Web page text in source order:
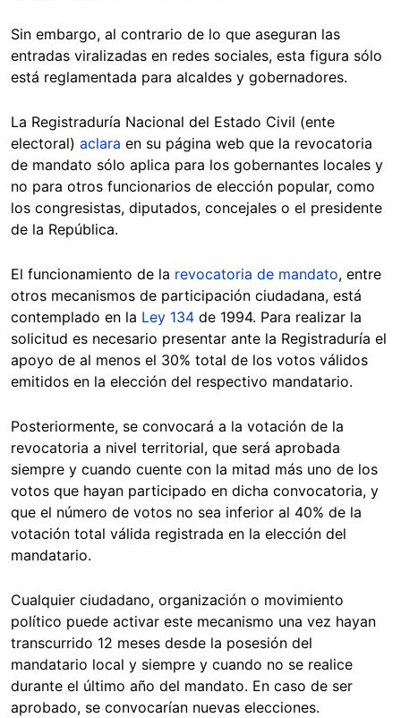
Sin embargo, al contrario de lo que aseguran las
entradas viralizadas en redes sociales, esta figura sólo
está reglamentada para alcaldes y gobernadores.
La Registraduría Nacional del Estado Civil (ente
electoral) aclara en su página web que la revocatoria
de mandato sólo aplica para los gobernantes locales y
no para otros funcionarios de elección popular, como
los congresistas, diputados, concejales o el presidente
de la República.
El funcionamiento de la revocatoria de mandato, entre
otros mecanismos de participación ciudadana, está
contemplado en la Ley 134 de 1994. Para realizar la
solicitud es necesario presentar ante la Registraduría el
apoyo de al menos el 30% total de los votos válidos
emitidos en la elección del respectivo mandatario.
Posteriormente, se convocará a la votación de la
revocatoria a nivel territorial, que será aprobada
siempre y cuando cuente con la mitad más uno de los
votos que hayan participado en dicha convocatoria, y
que el número de votos no sea inferior al 40% de la
votación total válida registrada en la elección del
mandatario.
Cualquier ciudadano, organización o movimiento
político puede activar este mecanismo una vez hayan
transcurrido 12 meses desde la posesión del
mandatario local y siempre y cuando no se realice
durante el último año del mandato. En caso de ser
aprobado, se convocarían nuevas elecciones.